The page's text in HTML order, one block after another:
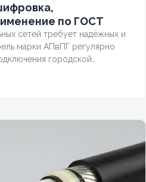
по ГОСТ
сетей требует надёжных и
марки АПвПГ регулярно
городской